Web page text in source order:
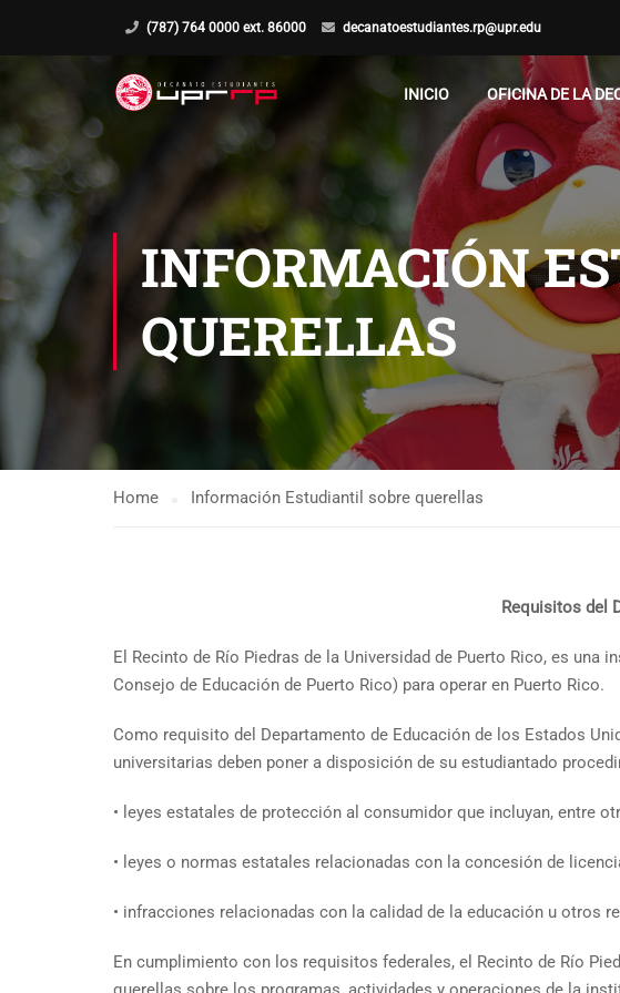
(787) 764 0000 ext. 86000 decanatoestudiantes.rp@upr.edu
INICIO OFICINA DE LA
INFORMACIÓN
QUERELLAS
Home Información Estudiantil sobre querellas
Requisitos del
El Recinto de Río Piedras de la Universidad de Puerto Rico, es
Consejo de Educación de Puerto Rico) para operar en Puerto Rico.
Como requisito del Departamento de Educación de los Estados
universitarias deben poner a disposición de su estudiantado
• leyes estatales de protección al consumidor que incluyan, entre
• leyes o normas estatales relacionadas con la concesión de
• infracciones relacionadas con la calidad de la educación u otros
En cumplimiento con los requisitos federales, el Recinto de Río